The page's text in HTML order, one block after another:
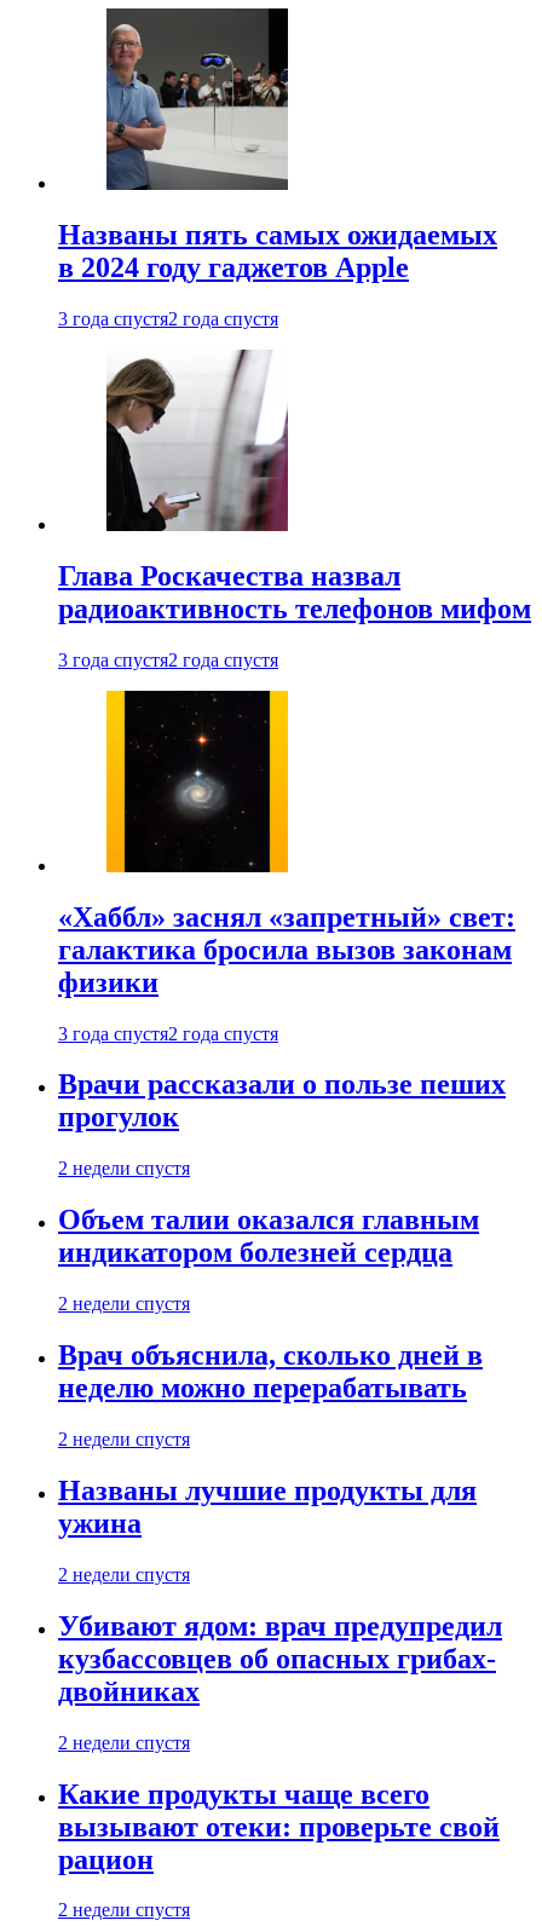
Названы пять самых ожидаемых
в 2024 году гаджетов Apple
3 года спустя2 года спустя
Глава Роскачества назвал
радиоактивность телефонов мифом
3 года спустя2 года спустя
«Хаббл» заснял «запретный» свет:
галактика бросила вызов законам
физики
3 года спустя2 года спустя
Врачи рассказали о пользе пеших
прогулок
2 недели спустя
Объем талии оказался главным
индикатором болезней сердца
2 недели спустя
Врач объяснила, сколько дней в
неделю можно перерабатывать
2 недели спустя
Названы лучшие продукты для
ужина
2 недели спустя
Убивают ядом: врач предупредил
кузбассовцев об опасных грибах-
двойниках
2 недели спустя
Какие продукты чаще всего
вызывают отеки: проверьте свой
рацион
2 недели спустя